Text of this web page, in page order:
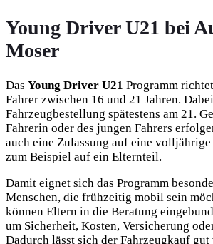
Young Driver U21 bei
Moser
Das Young Driver U21 Programm
Fahrer zwischen 16 und 21 Jahren.
Fahrzeugbestellung spätestens am 21.
Fahrerin oder des jungen Fahrers
auch eine Zulassung auf eine
zum Beispiel auf ein Elternteil.
Damit eignet sich das Programm
Menschen, die frühzeitig mobil sein
können Eltern in die Beratung
um Sicherheit, Kosten, Versicherung
Dadurch lässt sich der Fahrzeugkauf